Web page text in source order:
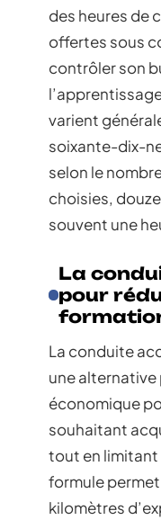
des heures de
offertes sous
contrôler son
varient
soixante-dix-
selon le
choisies,
souvent une
La
pour
La conduite
une
économique
souhaitant
tout en
formule
kilomètres